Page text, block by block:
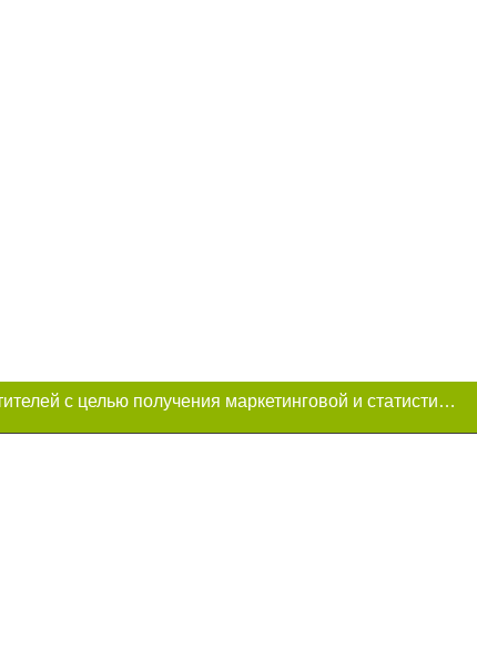
Этот сайт использует «cookies». Также сайт использует интернет-сервис для сбора технических данных касательно посетителей с целью получения маркетинговой и статистической информации. Условия обработки данных посетителей сайта см.